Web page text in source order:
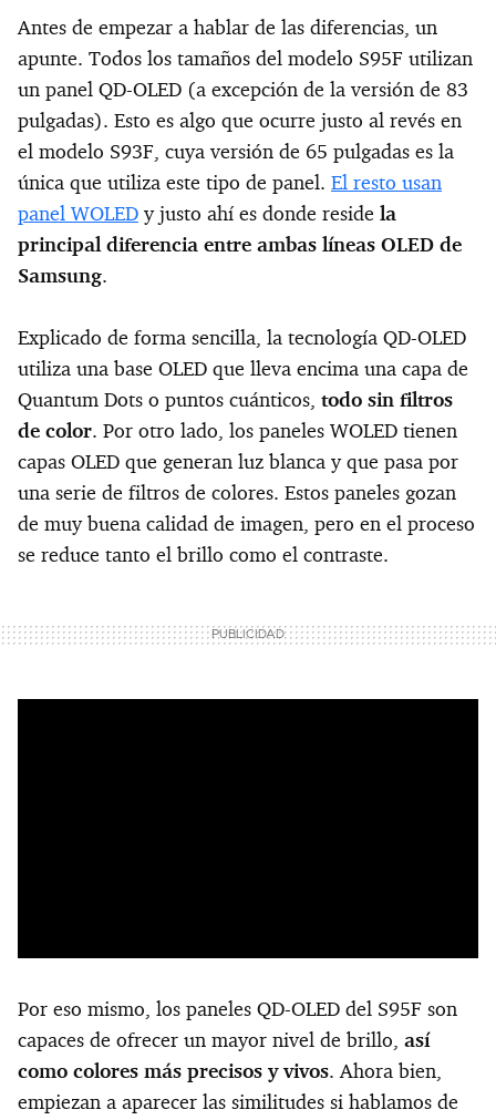
Antes de empezar a hablar de las diferencias, un
apunte. Todos los tamaños del modelo S95F utilizan
un panel QD-OLED (a excepción de la versión de 83
pulgadas). Esto es algo que ocurre justo al revés en
el modelo S93F, cuya versión de 65 pulgadas es la
única que utiliza este tipo de panel. El resto usan
panel WOLED y justo ahí es donde reside la
principal diferencia entre ambas líneas OLED de
Samsung.
Explicado de forma sencilla, la tecnología QD-OLED
utiliza una base OLED que lleva encima una capa de
Quantum Dots o puntos cuánticos, todo sin filtros
de color. Por otro lado, los paneles WOLED tienen
capas OLED que generan luz blanca y que pasa por
una serie de filtros de colores. Estos paneles gozan
de muy buena calidad de imagen, pero en el proceso
se reduce tanto el brillo como el contraste.
Por eso mismo, los paneles QD-OLED del S95F son
capaces de ofrecer un mayor nivel de brillo, así
como colores más precisos y vivos. Ahora bien,
empiezan a aparecer las similitudes si hablamos de